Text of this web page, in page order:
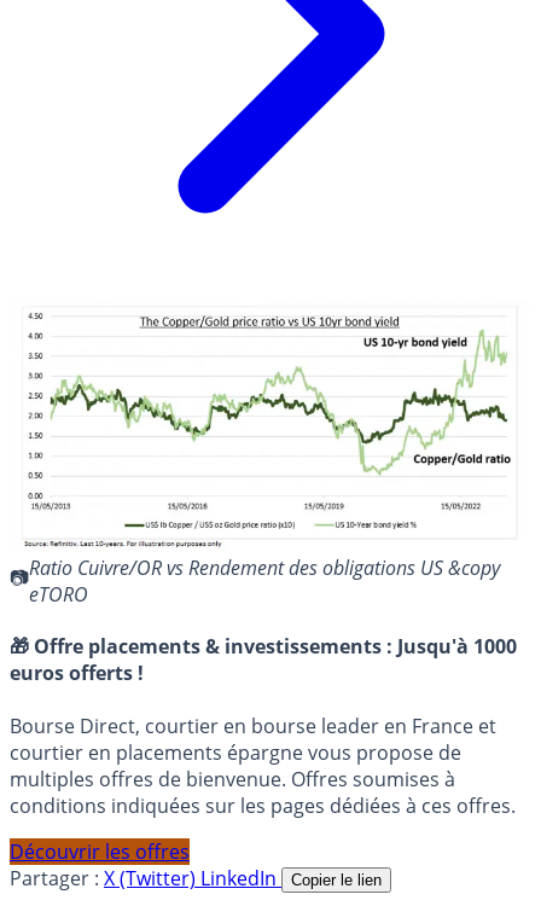
Ratio Cuivre/OR vs Rendement des obligations US &copy
eTORO
🎁 Offre placements & investissements : Jusqu'à 1000
euros offerts !
Bourse Direct, courtier en bourse leader en France et
courtier en placements épargne vous propose de
multiples offres de bienvenue. Offres soumises à
conditions indiquées sur les pages dédiées à ces offres.
Découvrir les offres
Partager : X (Twitter) LinkedIn Copier le lien